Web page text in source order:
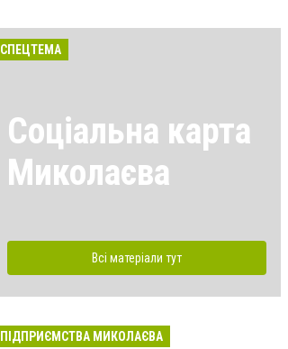
СПЕЦТЕМА
Соціальна карта
Миколаєва
Всі матеріали тут
ПІДПРИЄМСТВА МИКОЛАЄВА